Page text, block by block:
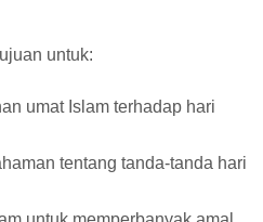
untuk:
umat Islam terhadap hari
tentang tanda-tanda hari